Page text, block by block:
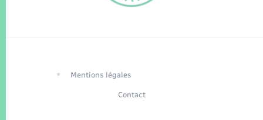
Mentions légales
Contact